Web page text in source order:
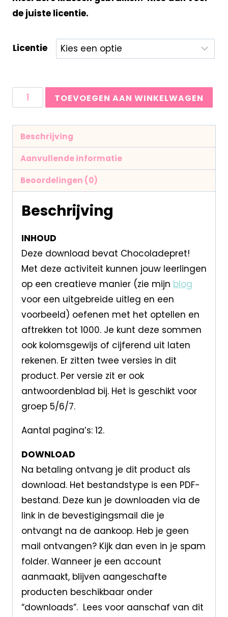
de juiste licentie.
Licentie
TOEVOEGEN AAN WINKELWAGEN
Beschrijving
Aanvullende informatie
Beoordelingen (0)
Beschrijving
INHOUD
Deze download bevat Chocoladepret!
Met deze activiteit kunnen jouw leerlingen
op een creatieve manier (zie mijn blog
voor een uitgebreide uitleg en een
voorbeeld) oefenen met het optellen en
aftrekken tot 1000. Je kunt deze sommen
ook kolomsgewijs of cijferend uit laten
rekenen. Er zitten twee versies in dit
product. Per versie zit er ook
antwoordenblad bij. Het is geschikt voor
groep 5/6/7.
Aantal pagina’s: 12.
DOWNLOAD
Na betaling ontvang je dit product als
download. Het bestandstype is een PDF-
bestand. Deze kun je downloaden via de
link in de bevestigingsmail die je
ontvangt na de aankoop. Heb je geen
mail ontvangen? Kijk dan even in je spam
folder. Wanneer je een account
aanmaakt, blijven aangeschafte
producten beschikbaar onder
“downloads”. Lees voor aanschaf van dit